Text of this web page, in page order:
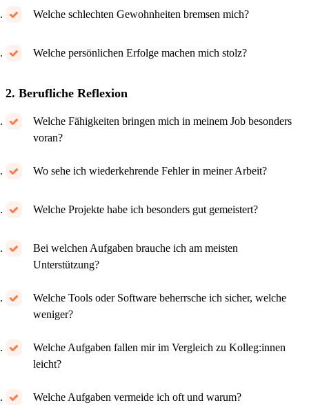
Welche schlechten Gewohnheiten bremsen mich?
Welche persönlichen Erfolge machen mich stolz?
2. Berufliche Reflexion
Welche Fähigkeiten bringen mich in meinem Job besonders
voran?
Wo sehe ich wiederkehrende Fehler in meiner Arbeit?
Welche Projekte habe ich besonders gut gemeistert?
Bei welchen Aufgaben brauche ich am meisten
Unterstützung?
Welche Tools oder Software beherrsche ich sicher, welche
weniger?
Welche Aufgaben fallen mir im Vergleich zu Kolleg:innen
leicht?
Welche Aufgaben vermeide ich oft und warum?